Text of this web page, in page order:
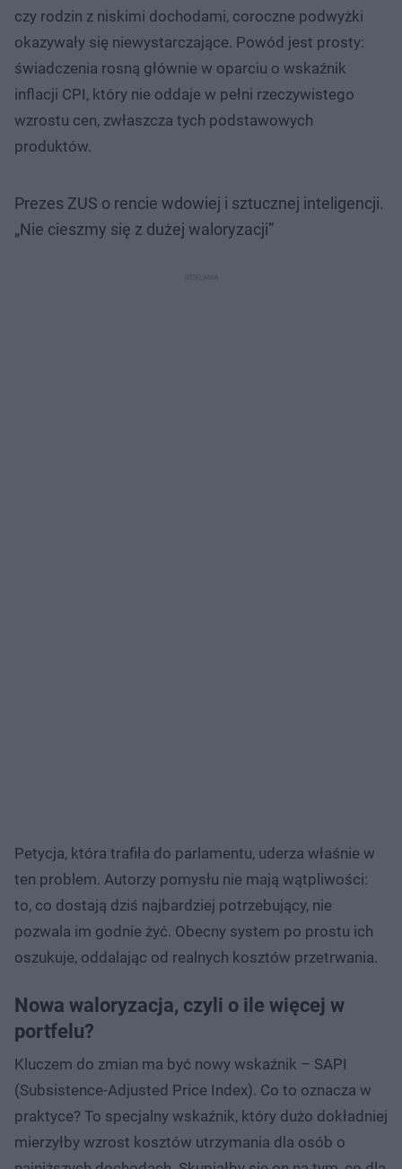
czy rodzin z niskimi dochodami, coroczne podwyżki
okazywały się niewystarczające. Powód jest prosty:
świadczenia rosną głównie w oparciu o wskaźnik
inflacji CPI, który nie oddaje w pełni rzeczywistego
wzrostu cen, zwłaszcza tych podstawowych
produktów.
Prezes ZUS o rencie wdowiej i sztucznej inteligencji.
„Nie cieszmy się z dużej waloryzacji”
Petycja, która trafiła do parlamentu, uderza właśnie w
ten problem. Autorzy pomysłu nie mają wątpliwości:
to, co dostają dziś najbardziej potrzebujący, nie
pozwala im godnie żyć. Obecny system po prostu ich
oszukuje, oddalając od realnych kosztów przetrwania.
Nowa waloryzacja, czyli o ile więcej w
portfelu?
Kluczem do zmian ma być nowy wskaźnik – SAPI
(Subsistence-Adjusted Price Index). Co to oznacza w
praktyce? To specjalny wskaźnik, który dużo dokładniej
mierzyłby wzrost kosztów utrzymania dla osób o